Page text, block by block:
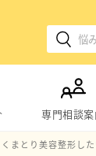
専門相談案
まとり美容整形し